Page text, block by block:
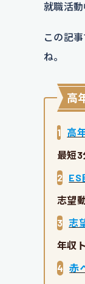
就職活
この記
ね。
高
1 高
最短3
2 ES
志望
3 志
年収
4 赤